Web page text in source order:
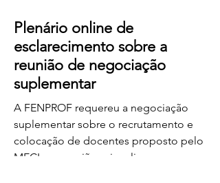
Plenário online de
esclarecimento sobre a
reunião de negociação
suplementar
A FENPROF requereu a negociação
suplementar sobre o recrutamento e
colocação de docentes proposto pelo
MECI e a reunião vai realizar-se na